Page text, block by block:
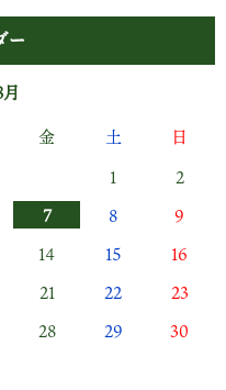
ー
金 土
日
1
2
7 8
9
14 15
16
21 22
23
28 29
30